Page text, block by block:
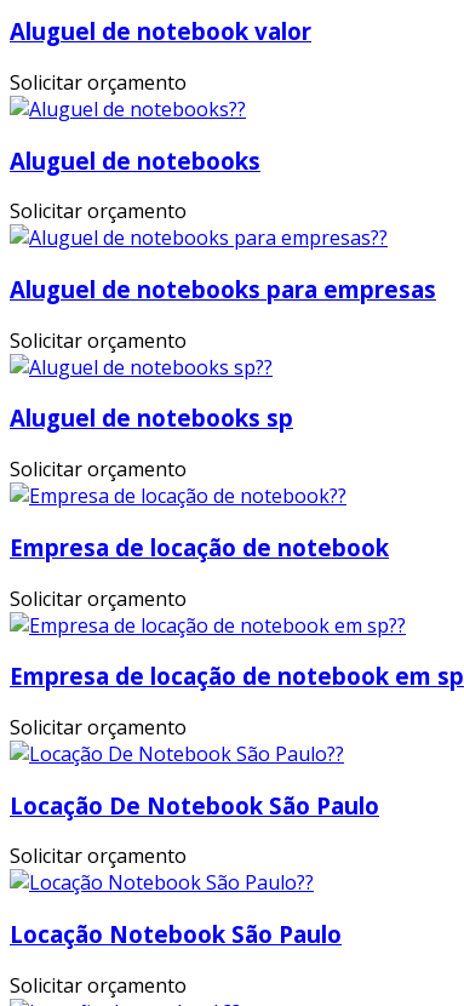
Aluguel de notebook valor
Solicitar orçamento
Aluguel de notebooks
Solicitar orçamento
Aluguel de notebooks para empresas
Solicitar orçamento
Aluguel de notebooks sp
Solicitar orçamento
Empresa de locação de notebook
Solicitar orçamento
Empresa de locação de notebook em sp
Solicitar orçamento
Locação De Notebook São Paulo
Solicitar orçamento
Locação Notebook São Paulo
Solicitar orçamento